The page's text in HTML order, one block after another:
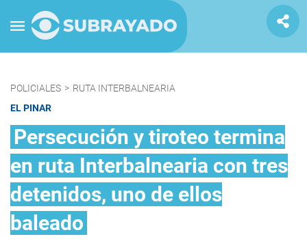
POLICIALES > RUTA INTERBALNEARIA
EL PINAR
Persecución y tiroteo termina
en ruta Interbalnearia con tres
detenidos, uno de ellos
baleado